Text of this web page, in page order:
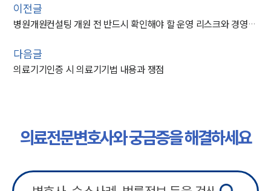
이전글
병원개원컨설팅 개원 전 반드시 확인해야 할 운영 리스크와 경영 검토 사항
다음글
의료기기인증 시 의료기기법 내용과 쟁점
의료전문변호사와 궁금증을 해결하세요